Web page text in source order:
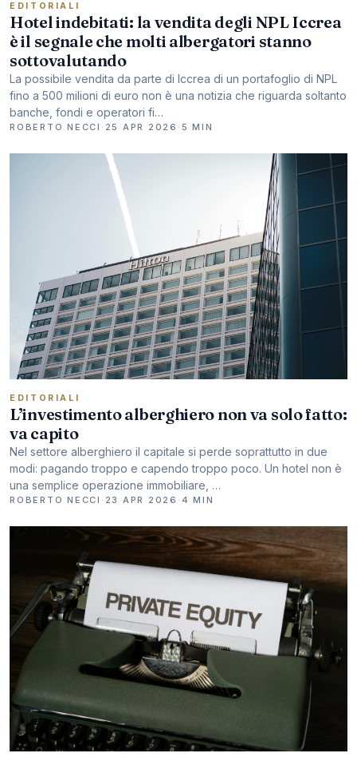
EDITORIALI
Hotel indebitati: la vendita degli NPL Iccrea
è il segnale che molti albergatori stanno
sottovalutando
La possibile vendita da parte di Iccrea di un portafoglio di NPL
fino a 500 milioni di euro non è una notizia che riguarda soltanto
banche, fondi e operatori fi…
ROBERTO NECCI · 25 APR 2026 · 5 MIN
EDITORIALI
L’investimento alberghiero non va solo fatto:
va capito
Nel settore alberghiero il capitale si perde soprattutto in due
modi: pagando troppo e capendo troppo poco. Un hotel non è
una semplice operazione immobiliare, …
ROBERTO NECCI · 23 APR 2026 · 4 MIN